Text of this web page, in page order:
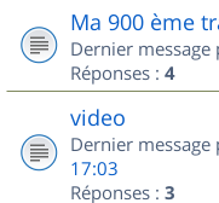
Ma 900 ème
Dernier message
Réponses : 4
video
Dernier message
17:03
Réponses : 3